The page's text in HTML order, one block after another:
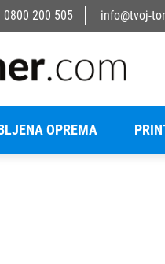
0800 200 505 info@tvoj-
OPREMA